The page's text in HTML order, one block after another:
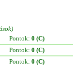
Pontok: 0 (C)
Pontok: 0 (C)
Pontok: 0 (C)